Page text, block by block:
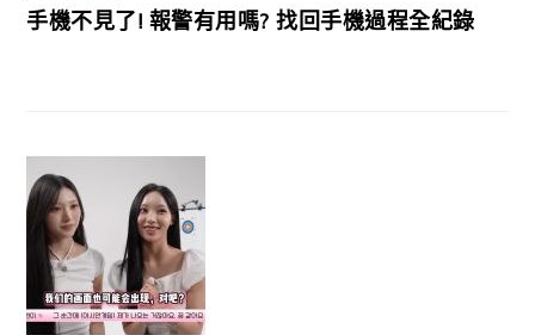
手機不見了! 報警有用嗎? 找回手機過程全紀錄